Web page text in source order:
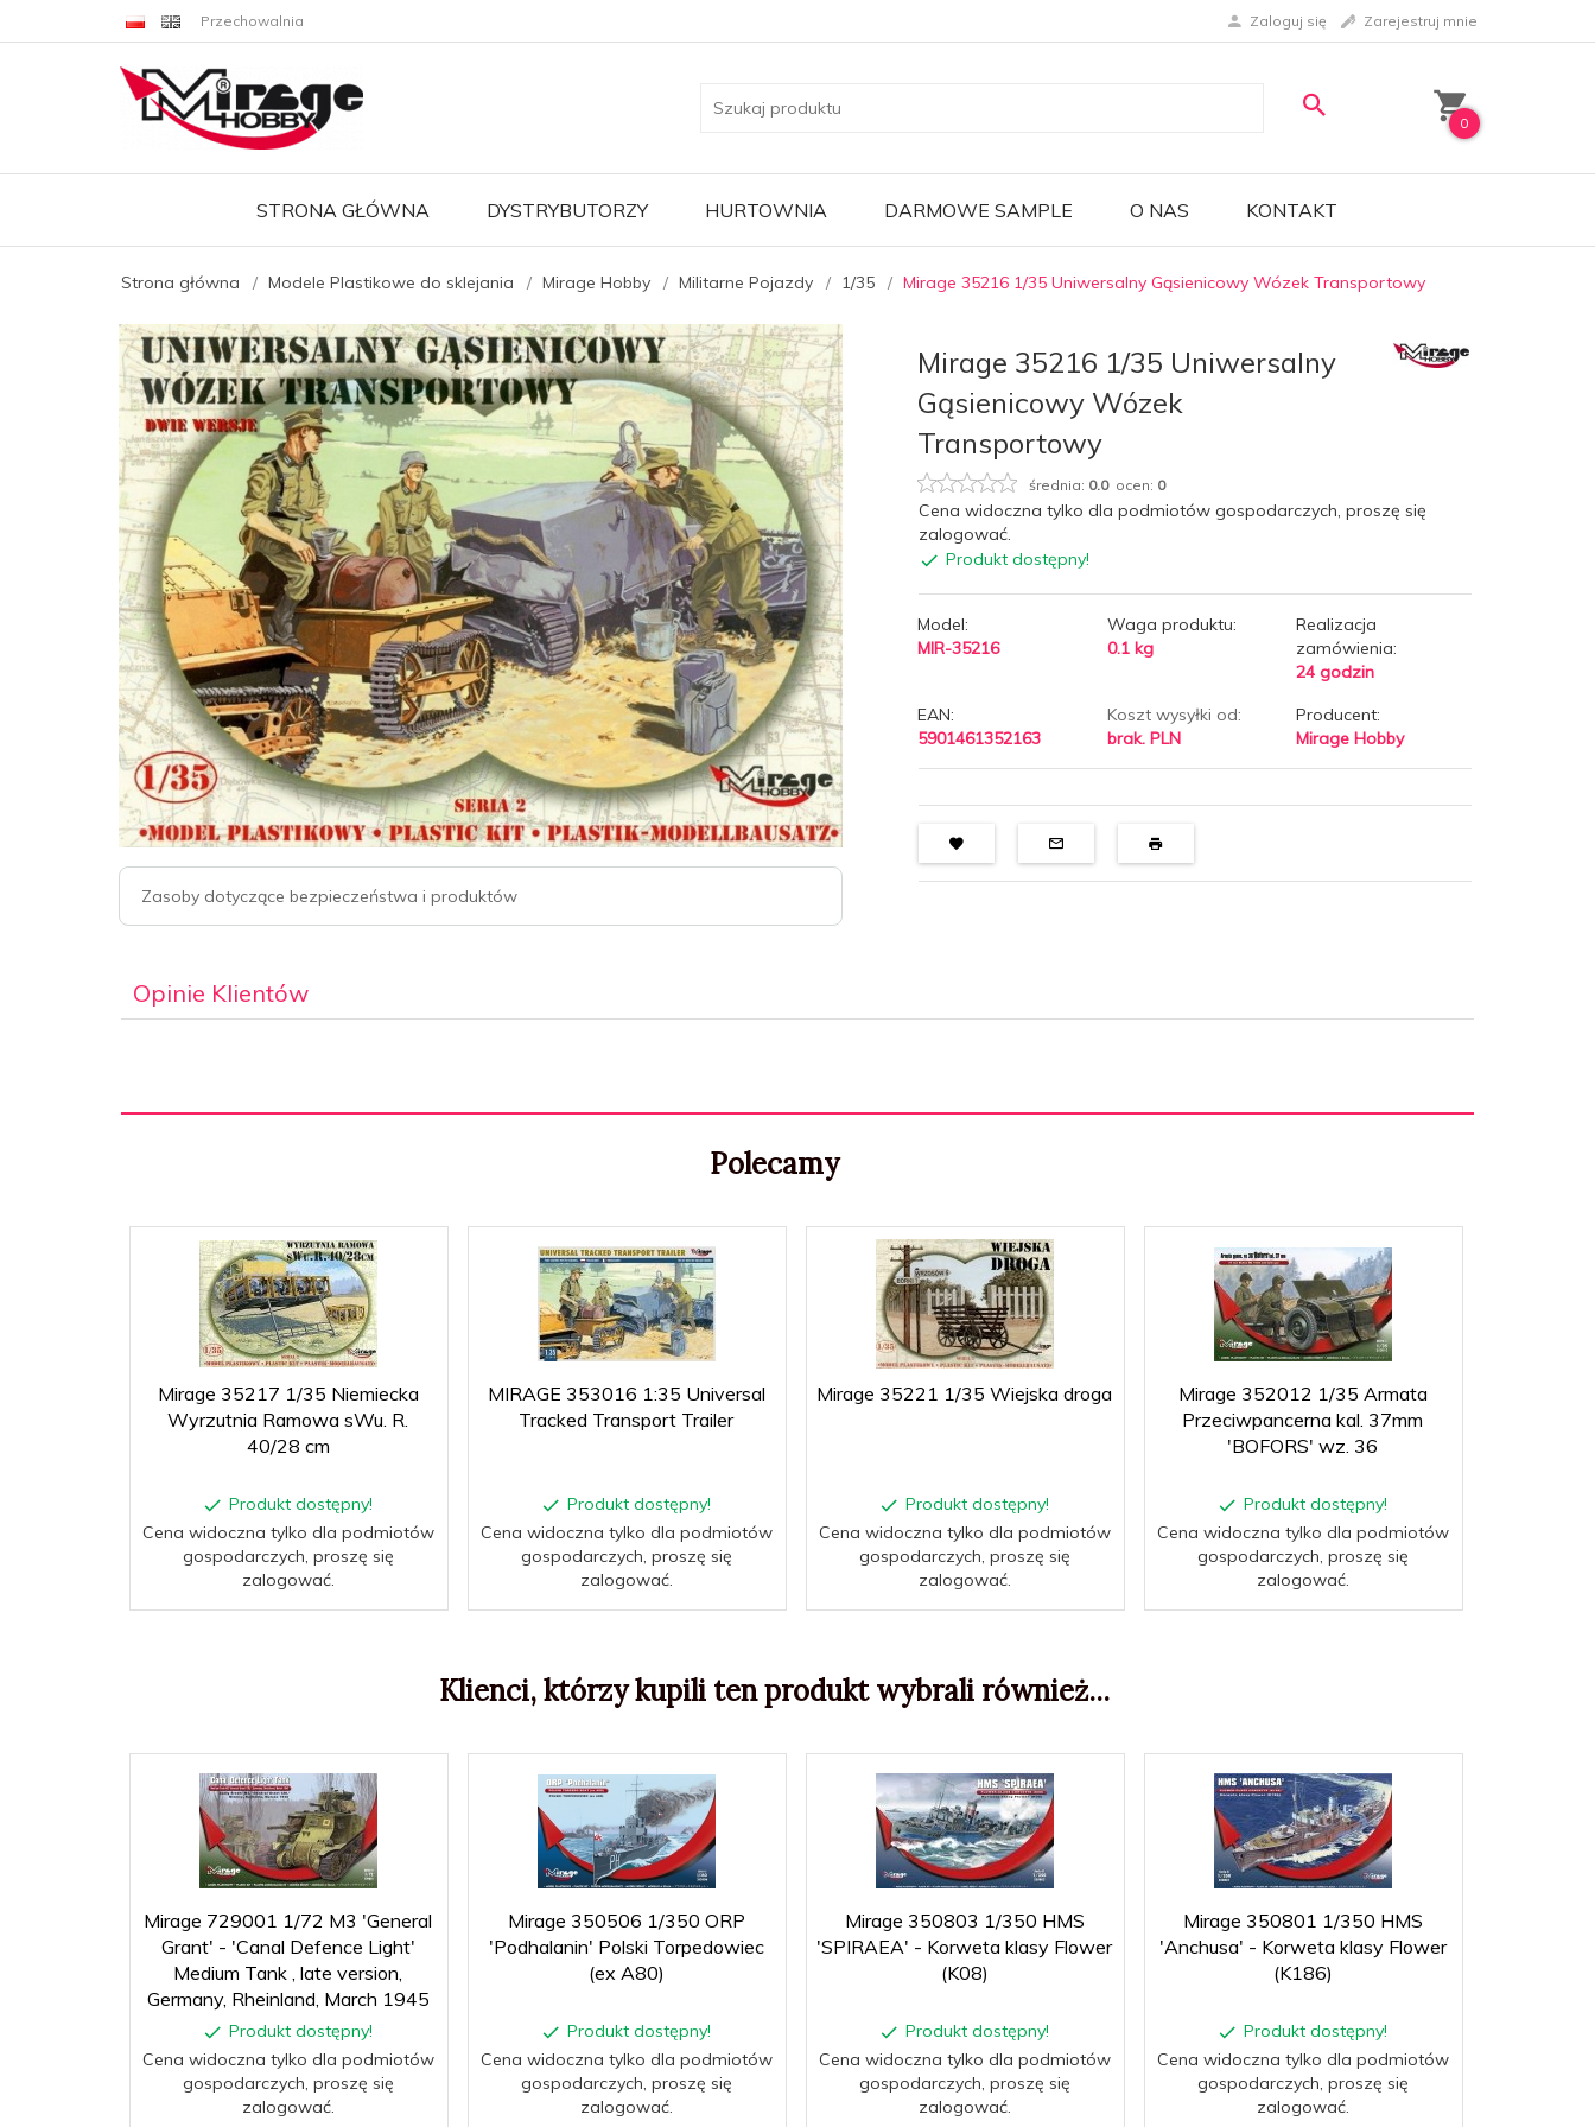
Przechowalnia Zaloguj się Zarejestruj mnie
0
STRONA GŁÓWNA DYSTRYBUTORZY HURTOWNIA DARMOWE SAMPLE O NAS KONTAKT
Strona główna Modele Plastikowe do sklejania Mirage Hobby Militarne Pojazdy 1/35 Mirage 35216 1/35 Uniwersalny Gąsienicowy Wózek Transportowy
Zasoby dotyczące bezpieczeństwa i produktów
Mirage 35216 1/35 Uniwersalny
Gąsienicowy Wózek
Transportowy
średnia: 0.0ocen: 0
Cena widoczna tylko dla podmiotów gospodarczych, proszę się
zalogować.
Produkt dostępny!
Model:
MIR-35216
Waga produktu:
0.1 kg
Realizacja
zamówienia:
24 godzin
EAN:
5901461352163
Koszt wysyłki od:
brak. PLN
Producent:
Mirage Hobby
Opinie Klientów
Polecamy
Mirage 35217 1/35 Niemiecka
Wyrzutnia Ramowa sWu. R.
40/28 cm
Produkt dostępny!
Cena widoczna tylko dla podmiotów
gospodarczych, proszę się
zalogować.
MIRAGE 353016 1:35 Universal
Tracked Transport Trailer
Produkt dostępny!
Cena widoczna tylko dla podmiotów
gospodarczych, proszę się
zalogować.
Mirage 35221 1/35 Wiejska droga
Produkt dostępny!
Cena widoczna tylko dla podmiotów
gospodarczych, proszę się
zalogować.
Mirage 352012 1/35 Armata
Przeciwpancerna kal. 37mm
'BOFORS' wz. 36
Produkt dostępny!
Cena widoczna tylko dla podmiotów
gospodarczych, proszę się
zalogować.
Klienci, którzy kupili ten produkt wybrali również...
Mirage 729001 1/72 M3 'General
Grant' - 'Canal Defence Light'
Medium Tank , late version,
Germany, Rheinland, March 1945
Produkt dostępny!
Cena widoczna tylko dla podmiotów
gospodarczych, proszę się
zalogować.
Mirage 350506 1/350 ORP
'Podhalanin' Polski Torpedowiec
(ex A80)
Produkt dostępny!
Cena widoczna tylko dla podmiotów
gospodarczych, proszę się
zalogować.
Mirage 350803 1/350 HMS
'SPIRAEA' - Korweta klasy Flower
(K08)
Produkt dostępny!
Cena widoczna tylko dla podmiotów
gospodarczych, proszę się
zalogować.
Mirage 350801 1/350 HMS
'Anchusa' - Korweta klasy Flower
(K186)
Produkt dostępny!
Cena widoczna tylko dla podmiotów
gospodarczych, proszę się
zalogować.